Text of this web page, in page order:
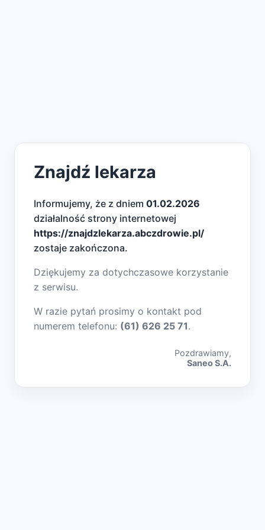
Znajdź lekarza
Informujemy, że z dniem 01.02.2026
działalność strony internetowej
https://znajdzlekarza.abczdrowie.pl/
zostaje zakończona.
Dziękujemy za dotychczasowe korzystanie
z serwisu.
W razie pytań prosimy o kontakt pod
numerem telefonu: (61) 626 25 71.
Pozdrawiamy,
Saneo S.A.